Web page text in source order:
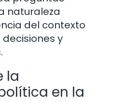
naturaleza
del contexto
y
la
en la